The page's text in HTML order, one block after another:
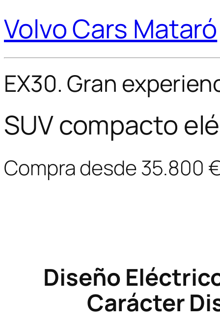
Volvo Cars Mataró
EX30. Gran
SUV compacto
Compra desde 35.800
Diseño
Carácter